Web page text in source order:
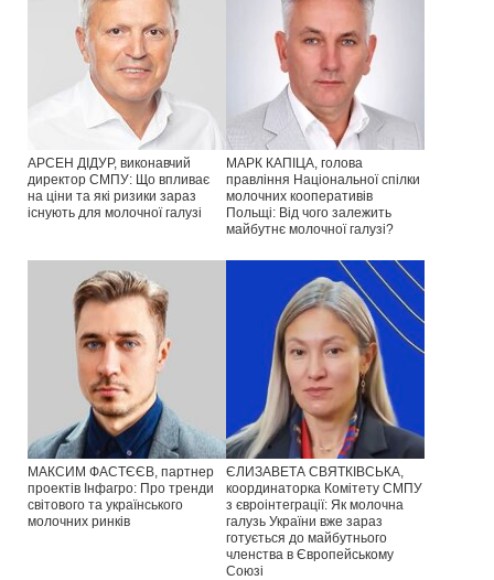
АРСЕН ДІДУР, виконавчий
директор СМПУ: Що впливає
на ціни та які ризики зараз
існують для молочної галузі
МАРК КАПІЦА, голова
правління Національної спілки
молочних кооперативів
Польщі: Від чого залежить
майбутнє молочної галузі?
МАКСИМ ФАСТЄЄВ, партнер
проектів Інфагро: Про тренди
світового та українського
молочних ринків
ЄЛИЗАВЕТА СВЯТКІВСЬКА,
координаторка Комітету СМПУ
з євроінтеграції: Як молочна
галузь України вже зараз
готується до майбутнього
членства в Європейському
Союзі